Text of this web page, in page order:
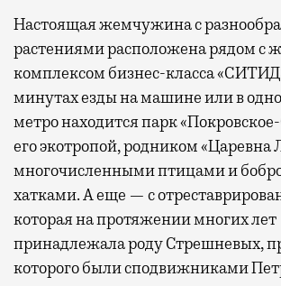
Настоящая жемчужина с
растениями расположена рядом с
комплексом бизнес-класса
минутах езды на машине или в
метро находится парк
его экотропой, родником «Царевна
многочисленными птицами и
хатками. А еще — с
которая на протяжении многих лет
принадлежала роду Стрешневых,
которого были сподвижниками